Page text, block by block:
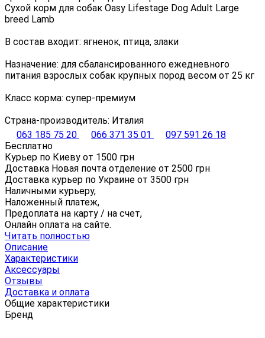
Сухой корм для собак Oasy Lifestage Dog Adult Large
breed Lamb
В состав входит: ягненок, птица, злаки
Назначение: для сбалансированного ежедневного
питания взрослых собак крупных пород весом от 25 кг
Класс корма: супер-премиум
Страна-производитель: Италия
063 185 75 20
066 371 35 01
097 591 26 18
Бесплатно
Курьер по Киеву от 1500 грн
Доставка Новая почта отделение от 2500 грн
Доставка курьер по Украине от 3500 грн
Наличными курьеру,
Наложенный платеж,
Предоплата на карту / на счет,
Онлайн оплата на сайте.
Читать полностью
Описание
Характеристики
Аксессуары
Отзывы
Доставка и оплата
Общие характеристики
Бренд